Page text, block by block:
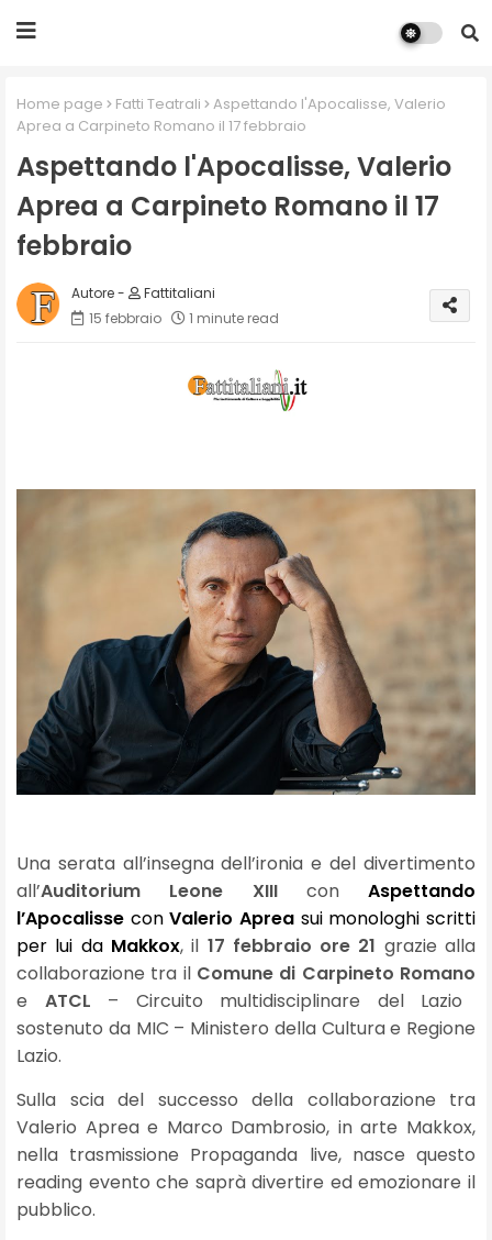
Home page Fatti Teatrali
Aspettando l'Apocalisse, Valerio
Aprea a Carpineto Romano il 17 febbraio
Aspettando l'Apocalisse, Valerio
Aprea a Carpineto Romano il 17
febbraio
Fattitaliani
15 febbraio
1 minute read
Una serata all’insegna dell’ironia e del divertimento
all’Auditorium Leone XIIIcon Aspettando
l’Apocalisse conValerio Aprea sui monologhi scritti
per lui da Makkox,il 17 febbraio ore 21 grazie alla
collaborazione tra il Comune di Carpineto Romano
e ATCL – Circuito multidisciplinare del Lazio
sostenuto da MIC – Ministero della Cultura e Regione
Lazio.
Sulla scia del successo della collaborazione tra
Valerio Aprea e Marco Dambrosio, in arte Makkox,
nella trasmissione Propaganda live, nasce questo
reading evento che saprà divertire ed emozionare il
pubblico.